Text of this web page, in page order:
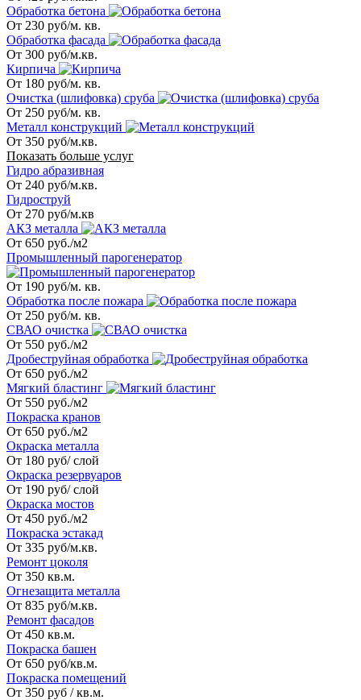
Обработка бетона
От 230 руб/м. кв.
Обработка фасада
От 300 руб/м.кв.
Кирпича
От 180 руб/м. кв.
Очистка (шлифовка) сруба
От 250 руб/м. кв.
Металл конструкций
От 350 руб/м.кв.
Показать больше услуг
Гидро абразивная
От 240 руб/м.кв.
Гидроструй
От 270 руб/м.кв
АКЗ металла
От 650 руб./м2
Промышленный парогенератор
От 190 руб/м. кв.
Обработка после пожара
От 250 руб/м. кв.
СВАО очистка
От 550 руб./м2
Дробеструйная обработка
От 650 руб./м2
Мягкий бластинг
От 550 руб./м2
Покраска кранов
От 650 руб./м2
Окраска металла
От 180 руб/ слой
Окраска резервуаров
От 190 руб/ слой
Окраска мостов
От 450 руб./м2
Покраска эстакад
От 335 руб/м.кв.
Ремонт цоколя
От 350 кв.м.
Огнезащита металла
От 835 руб/м.кв.
Ремонт фасадов
От 450 кв.м.
Покраска башен
От 650 руб/кв.м.
Покраска помещений
От 350 руб / кв.м.